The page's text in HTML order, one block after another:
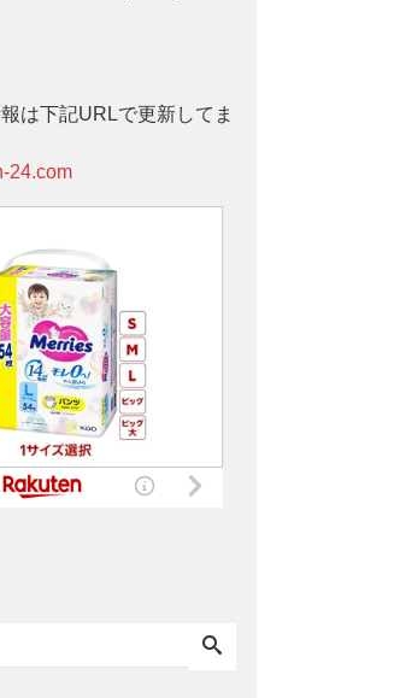
は下記URLで更新してま
24.com